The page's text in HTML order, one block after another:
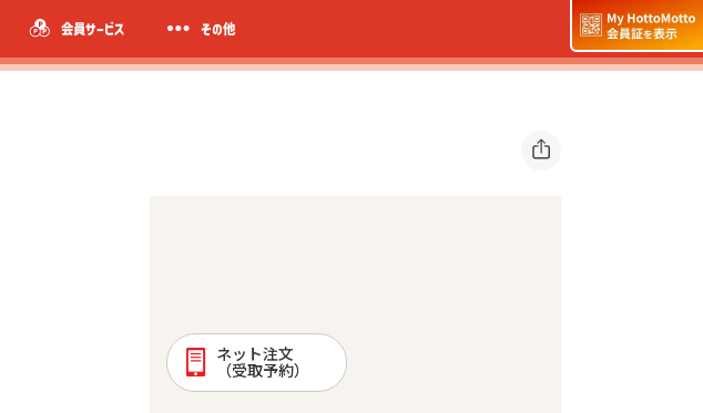
会員サービス その他
ネット注文
（受取予約）